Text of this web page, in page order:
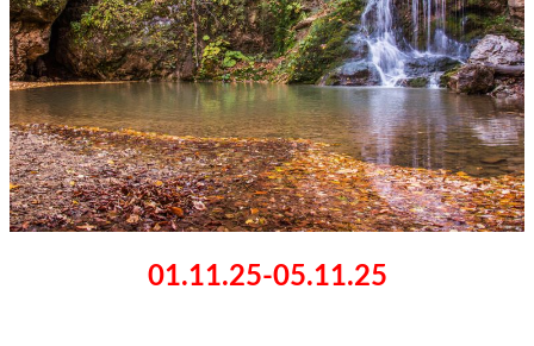
01.11.25-05.11.25